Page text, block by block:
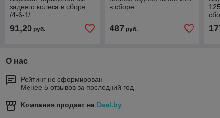
заднего колеса в сборе
/4-6-1/
91,20 руб.
в сборе
487 руб.
О нас
Рейтинг не сформирован
Менее 5 отзывов за последний год
Компания продает на Deal.by